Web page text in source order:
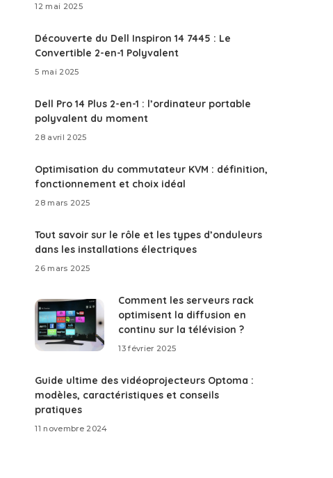
12 mai 2025
Découverte du Dell Inspiron 14 7445 : Le
Convertible 2-en-1 Polyvalent
5 mai 2025
Dell Pro 14 Plus 2-en-1 : l’ordinateur portable
polyvalent du moment
28 avril 2025
Optimisation du commutateur KVM : définition,
fonctionnement et choix idéal
28 mars 2025
Tout savoir sur le rôle et les types d’onduleurs
dans les installations électriques
26 mars 2025
Comment les serveurs rack
optimisent la diffusion en
continu sur la télévision ?
13 février 2025
Guide ultime des vidéoprojecteurs Optoma :
modèles, caractéristiques et conseils
pratiques
11 novembre 2024